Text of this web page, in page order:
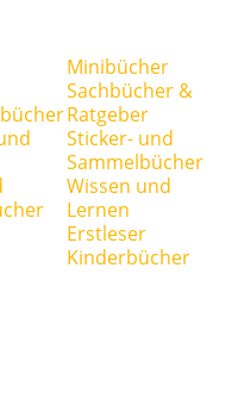
Minibücher
Sachbücher &
Ratgeber
Sticker- und
Sammelbücher
Wissen und
Lernen
Erstleser
Kinderbücher